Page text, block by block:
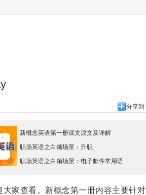
分享到
新概念英语第一册课文原文及详解
职场英语之白领场景：升职
职场英语之白领场景：电子邮件常用语
家查看。新概念第一册内容主要针对